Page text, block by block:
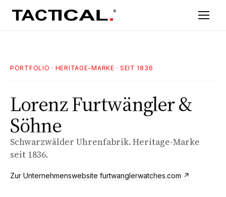
PORTFOLIO · HERITAGE-MARKE · SEIT 1836
Lorenz Furtwängler &
Söhne
Schwarzwälder Uhrenfabrik. Heritage-Marke
seit 1836.
Zur Unternehmenswebsite furtwanglerwatches.com ↗